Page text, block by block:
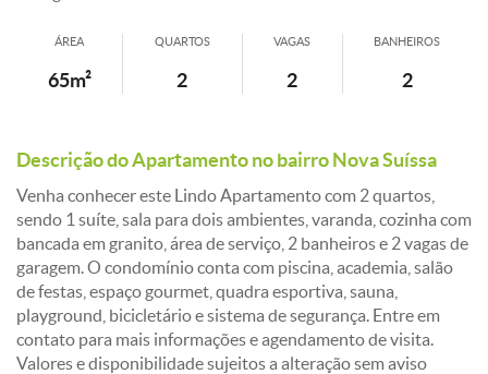
ÁREA
65m²
QUARTOS
2
VAGAS
2
BANHEIROS
2
Descrição do Apartamento no bairro Nova Suíssa
Venha conhecer este Lindo Apartamento com 2 quartos,
sendo 1 suíte, sala para dois ambientes, varanda, cozinha com
bancada em granito, área de serviço, 2 banheiros e 2 vagas de
garagem. O condomínio conta com piscina, academia, salão
de festas, espaço gourmet, quadra esportiva, sauna,
playground, bicicletário e sistema de segurança. Entre em
contato para mais informações e agendamento de visita.
Valores e disponibilidade sujeitos a alteração sem aviso